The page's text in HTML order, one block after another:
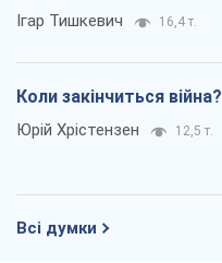
Ігар Тишкевич 16,4 т.
Коли закінчиться війна?
Юрій Хрістензен 12,5 т.
Всі думки